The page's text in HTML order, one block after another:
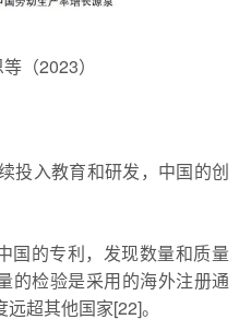
（2023）
投入教育和研发，中国的创
国的专利，发现数量和质量
的检验是采用的海外注册通
超其他国家[22]。